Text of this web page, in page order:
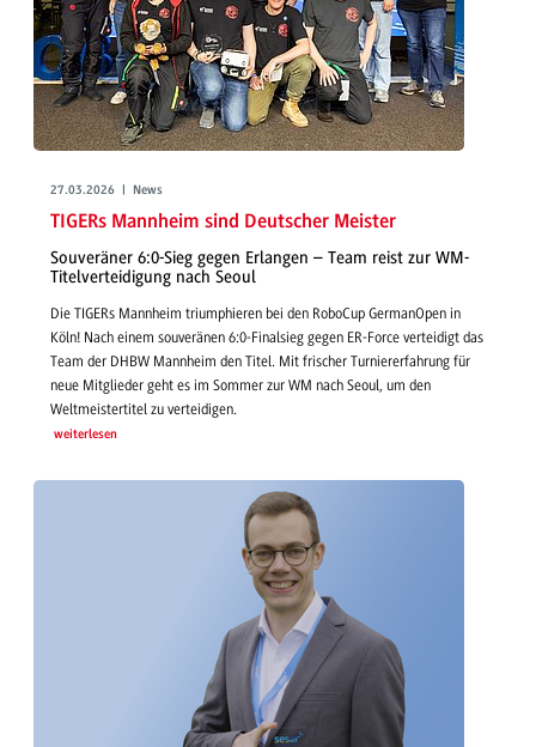
27.03.2026 | News
TIGERs Mannheim sind Deutscher Meister
Souveräner 6:0-Sieg gegen Erlangen – Team reist zur WM-
Titelverteidigung nach Seoul
Die TIGERs Mannheim triumphieren bei den RoboCup GermanOpen in
Köln! Nach einem souveränen 6:0-Finalsieg gegen ER-Force verteidigt das
Team der DHBW Mannheim den Titel. Mit frischer Turniererfahrung für
neue Mitglieder geht es im Sommer zur WM nach Seoul, um den
Weltmeistertitel zu verteidigen.
weiterlesen